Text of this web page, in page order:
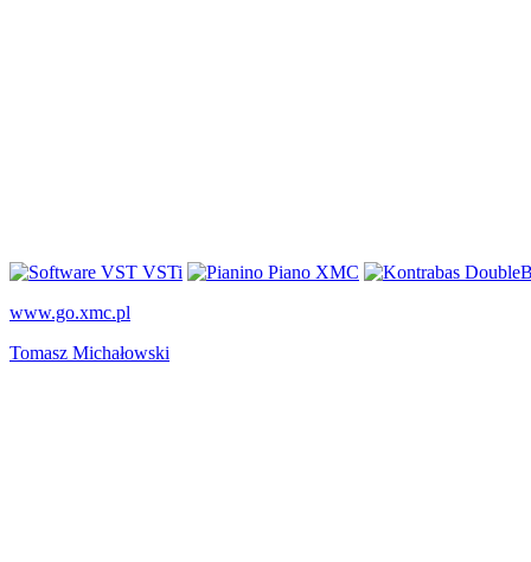
www.go.xmc.pl
Tomasz Michałowski